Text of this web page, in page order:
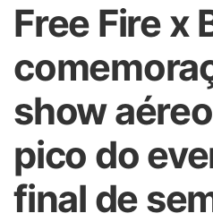
Free Fire x
show
pico do
final de